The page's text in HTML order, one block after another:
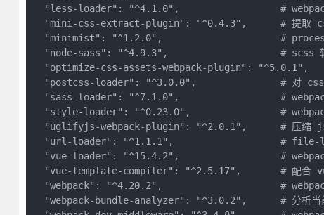
"less-loader": "^4.1.0",                  #
"mini-css-extract-plugin": "^0.4.3",      # 提取
"minimist": "^1.2.0",                     #
"node-sass": "^4.9.3",                    # scss
"optimize-css-assets-webpack-plugin": "^5.0.1",
"postcss-loader": "^3.0.0",               # 对 css
"sass-loader": "^7.1.0",                  #
"style-loader": "^0.23.0",                #
"uglifyjs-webpack-plugin": "^2.0.1",      # 压缩
"url-loader": "^1.1.1",                   # file-
"vue-loader": "^15.4.2",                  #
"vue-template-compiler": "^2.5.17",       # 配合
"webpack": "^4.20.2",                     #
"webpack-bundle-analyzer": "^3.0.2",      # 分析当前